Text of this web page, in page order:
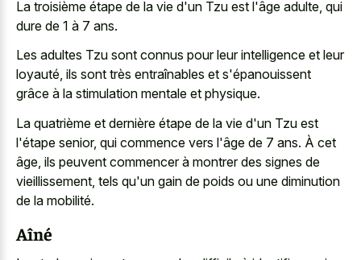
La troisième étape de la vie d'un Tzu est l'âge adulte, qui
dure de 1 à 7 ans.
Les adultes Tzu sont connus pour leur intelligence et leur
loyauté, ils sont très entraînables et s'épanouissent
grâce à la stimulation mentale et physique.
La quatrième et dernière étape de la vie d'un Tzu est
l'étape senior, qui commence vers l'âge de 7 ans. À cet
âge, ils peuvent commencer à montrer des signes de
vieillissement, tels qu'un gain de poids ou une diminution
de la mobilité.
Aîné